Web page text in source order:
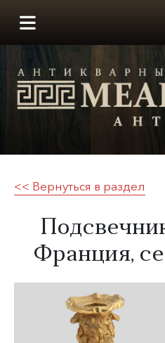
<< Вернуться в раздел
Франция,